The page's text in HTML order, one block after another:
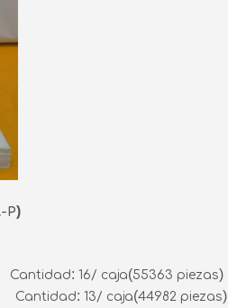
P)
Cantidad: 16/ caja(55363 piezas)
Cantidad: 13/ caja(44982 piezas)